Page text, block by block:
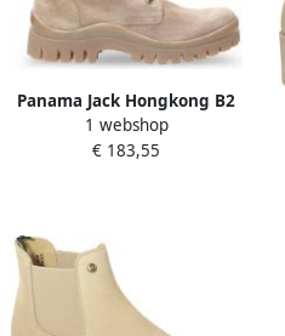
Panama Jack Hongkong B2
veterboots taupe Suede
Dames
1 webshop
€ 183,55